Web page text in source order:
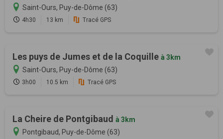
Saint-Ours, Puy-de-Dôme (63)
4h30 13 km Tracé GPS
Les puys de Jumes et de la Coquille à 3km
Saint-Ours, Puy-de-Dôme (63)
3h00 10.5 km Tracé GPS
La Cheire de Pontgibaud à 3km
Pontgibaud, Puy-de-Dôme (63)